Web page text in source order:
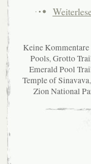
Keine Kommentare
Pools,Grotto
Emerald Pool
Temple of Sinavava,
Zion National